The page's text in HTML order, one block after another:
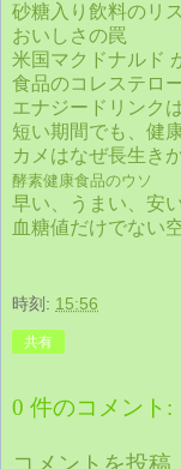
砂糖入り飲料のリ
おいしさの罠
米国マクドナルド
食品のコレステロ
エナジードリンク
短い期間でも、健
カメはなぜ長生き
酵素健康食品のウソ
早い、うまい、安
血糖値だけでない
時刻: 15:56
共有
0 件のコメント: